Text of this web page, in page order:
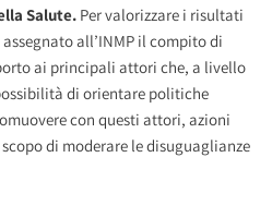
Salute. Per valorizzare i risultati
all’INMP il compito di
ai principali attori che, a livello
di orientare politiche
con questi attori, azioni
di moderare le disuguaglianze